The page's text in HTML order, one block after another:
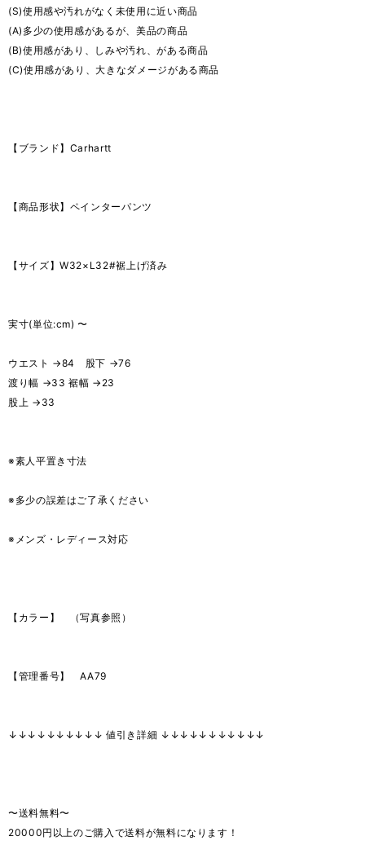
(S)使用感や汚れがなく未使用に近い商品
(A)多少の使用感があるが、美品の商品
(B)使用感があり、しみや汚れ、がある商品
(C)使用感があり、大きなダメージがある商品
【ブランド】Carhartt
【商品形状】ペインターパンツ
【サイズ】W32×L32#裾上げ済み
実寸(単位:cm) 〜
ウエスト →84 股下 →76
渡り幅 →33 裾幅 →23
股上 →33
※素人平置き寸法
※多少の誤差はご了承ください
※メンズ・レディース対応
【カラー】 （写真参照）
【管理番号】 AA79
↓↓↓↓↓↓↓↓↓↓ 値引き詳細 ↓↓↓↓↓↓↓↓↓↓↓
〜送料無料〜
20000円以上のご購入で送料が無料になります！